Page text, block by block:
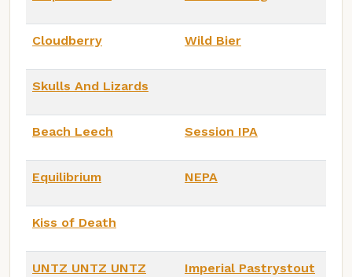
Cloudberry Wild Bier
Skulls And Lizards
Beach Leech Session IPA
Equilibrium NEPA
Kiss of Death
UNTZ UNTZ UNTZ Imperial Pastrystout